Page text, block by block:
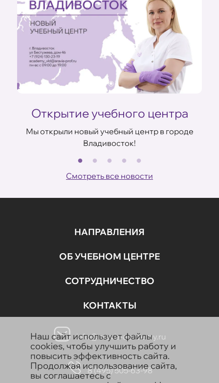
Открытие учебного центра
Мы открыли новый учебный центр в городе
Владивосток!
Смотреть все новости
НАПРАВЛЕНИЯ
ОБ УЧЕБНОМ ЦЕНТРЕ
СОТРУДНИЧЕСТВО
КОНТАКТЫ
info@aravia-academy.ru
8 (495) 505-63-98
Наш сайт использует файлы
cookies, чтобы улучшить работу и
повысить эффективность сайта.
Продолжая использование сайта,
вы соглашаетесь с